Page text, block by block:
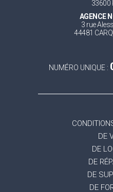
33600
AGENCE
3 rue
44481
NUMÉRO UNIQUE :
DE
DE
DE
DE
DE